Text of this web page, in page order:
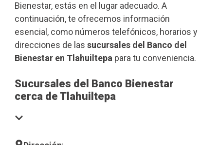
Bienestar, estás en el lugar adecuado. A
continuación, te ofrecemos información
esencial, como números telefónicos, horarios y
direcciones de las sucursales del Banco del
Bienestar en Tlahuiltepa para tu conveniencia.
Sucursales del Banco Bienestar
cerca de Tlahuiltepa